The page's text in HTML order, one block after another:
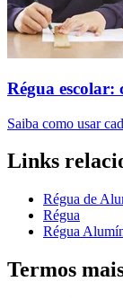
Régua escolar:
Saiba como usar
Links
Régua de
Régua
Régua
Termos